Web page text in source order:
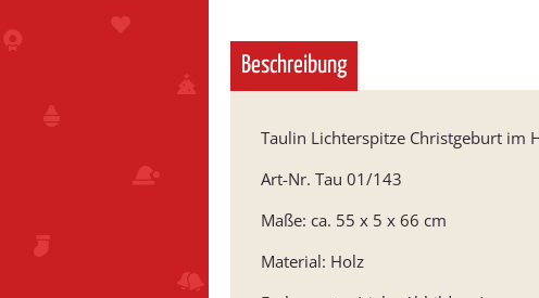
Beschreibung
Taulin Lichterspitze Christgeburt im
Art-Nr. Tau 01/143
Maße: ca. 55 x 5 x 66 cm
Material: Holz